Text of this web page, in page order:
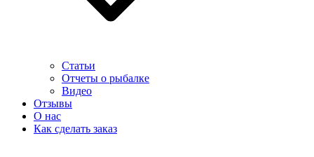
Статьи
Отчеты о рыбалке
Видео
Отзывы
О нас
Как сделать заказ